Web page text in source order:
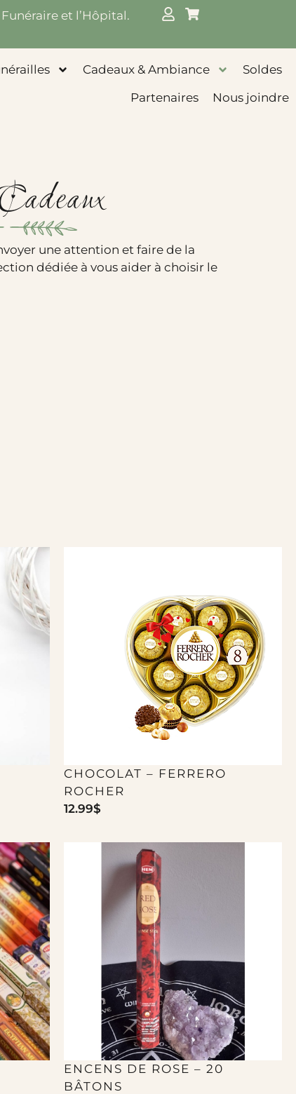
et l’Hôpital.
Cadeaux & Ambiance
Soldes
Partenaires
Nous joindre
une attention et faire de la
dédiée à vous aider à choisir le
CHOCOLAT – FERRERO
ROCHER
12.99$
ENCENS DE ROSE – 20
BÂTONS